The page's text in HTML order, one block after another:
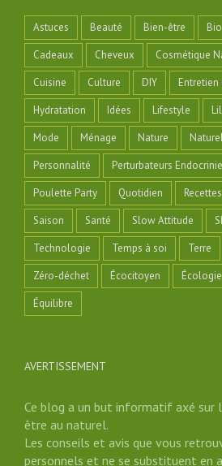
Astuces Beauté Bien-être Bio
Cadeaux
Cheveux Cosmétique
Cuisine
Culture DIY Entretien
Hydratation
Idées Lifestyle
Mode
Ménage Nature
Personnalité
Perturbateurs
Poulette Party
Quotidien
Saison
Santé Slow Attitude
Technologie
Temps à soi Terre
Zéro-déchet
Écocitoyen Écologie
Équilibre
AVERTISSEMENT
Ce blog a un but informatif axé sur
être au naturel.
Les conseils et avis que vous
personnels et ne se substituent en